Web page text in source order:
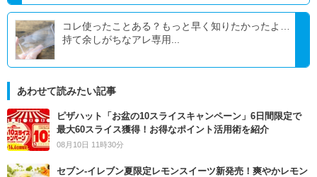
コレ使ったことある？もっと早く知りたかったよ…
持て余しがちなアレ専用...
あわせて読みたい記事
ピザハット「お盆の10スライスキャンペーン」6日間限定で
最大60スライス獲得！お得なポイント活用術を紹介
08月10日 11時30分
セブン‐イレブン夏限定レモンスイーツ新発売！爽やかレモン